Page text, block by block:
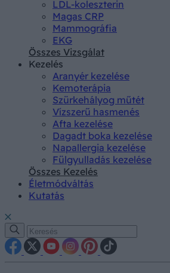
LDL-koleszterin
Magas CRP
Mammográfia
EKG
Összes Vizsgálat
Kezelés
Aranyér kezelése
Kemoterápia
Szürkehályog műtét
Vízszerű hasmenés
Afta kezelése
Dagadt boka kezelése
Napallergia kezelése
Fülgyulladás kezelése
Összes Kezelés
Életmódváltás
Kutatás